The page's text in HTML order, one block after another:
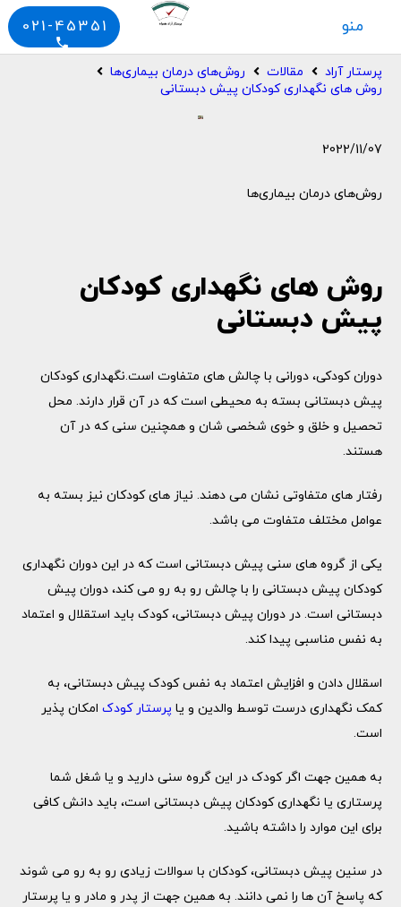
منو 021-45351
phone
پرستار آراد مقالات
روش‌های درمان بیماری‌ها
روش های نگهداری کودکان پیش دبستانی
2022/11/07
روش‌های درمان بیماری‌ها
روش های نگهداری کودکان
پیش دبستانی
دوران کودکی، دورانی با چالش های متفاوت است.نگهداری کودکان
پیش دبستانی بسته به محیطی است که در آن قرار دارند. محل
تحصیل و خلق و خوی شخصی شان و همچنین سنی که در آن
هستند.
رفتار های متفاوتی نشان می دهند. نیاز های کودکان نیز بسته به
عوامل مختلف متفاوت می باشد.
یکی از گروه های سنی پیش دبستانی است که در این دوران نگهداری
کودکان پیش دبستانی را با چالش رو به رو می کند، دوران پیش
دبستانی است. در دوران پیش دبستانی، کودک باید استقلال و اعتماد
به نفس مناسبی پیدا کند.
اسقلال دادن و افزایش اعتماد به نفس کودک پیش دبستانی، به
کمک نگهداری درست توسط والدین و یا پرستار کودک امکان پذیر
است.
به همین جهت اگر کودک در این گروه سنی دارید و یا شغل شما
پرستاری یا نگهداری کودکان پیش دبستانی است، باید دانش کافی
برای این موارد را داشته باشید.
در سنین پیش دبستانی، کودکان با سوالات زیادی رو به رو می شوند
که پاسخ آن ها را نمی دانند. به همین جهت از پدر و مادر و یا پرستار